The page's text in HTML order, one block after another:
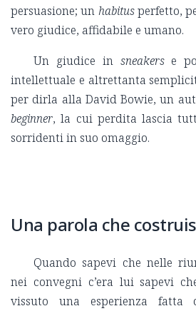
persuasione; un habitusperfetto,
vero giudice, affidabile e umano.
Un giudice in sneakerse
intellettuale e altrettanta
per dirla alla David Bowie, un
beginner, la cui perdita lascia
sorridenti in suo omaggio.
Una parola che
Quando sapevi che nelle
nei convegni c’era lui sapevi
vissuto una esperienza fatta